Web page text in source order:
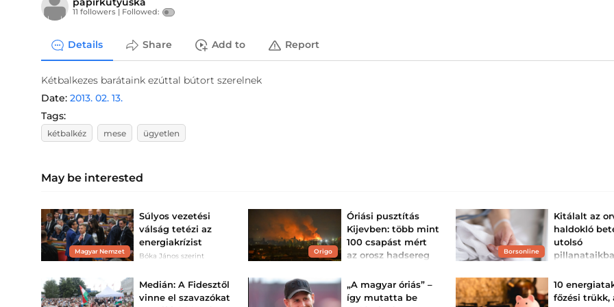
11 followers | Followed:
Details Share Add to Report
Kétbalkezes barátaink ezúttal bútort szerelnek
Date: 2013. 02. 13.
Tags:
kétbalkéz mese ügyetlen
May be interested
Magyar Nemzet
Súlyos vezetési
válság tetézi az
energiakrízist
Bóka János szerint
Origo
Óriási pusztítás
Kijevben: több mint
100 csapást mért
az orosz hadsereg
meghaltak – ...
Az orosz hadsereg
tömeges csapást mért
Borsonline
Kitálalt az
haldokló
utolsó
élik át
Egy visszatérő
figyelt meg a
Medián: A Fidesztől
vinne el szavazókat
„A magyar óriás” –
így mutatta be
10
főzési trükk,